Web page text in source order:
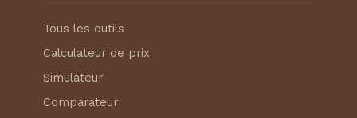
Tous les outils
Calculateur de prix
Simulateur
Comparateur